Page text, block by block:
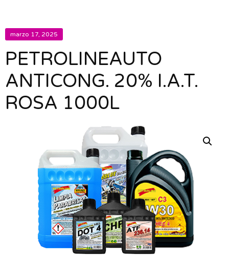
marzo 17, 2025
PETROLINEAUTO
ANTICONG. 20% I.A.T.
ROSA 1000L